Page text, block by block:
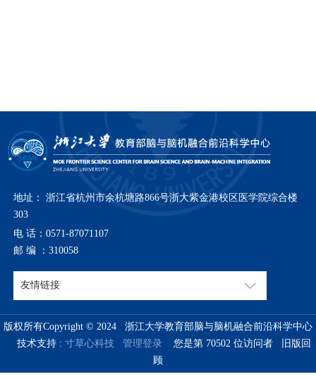
地址： 浙江省杭州市余杭塘路866号浙大紫金港校区医学院综合楼
303
电 话：0571-87071107
邮 编 ：310058
版权所有Copyright © 2024 浙江大学教育部脑与脑机融合前沿科学中心
技术支持 : 寸草心科技 管理登录 您是第 70502 位访问者
旧版回
顾